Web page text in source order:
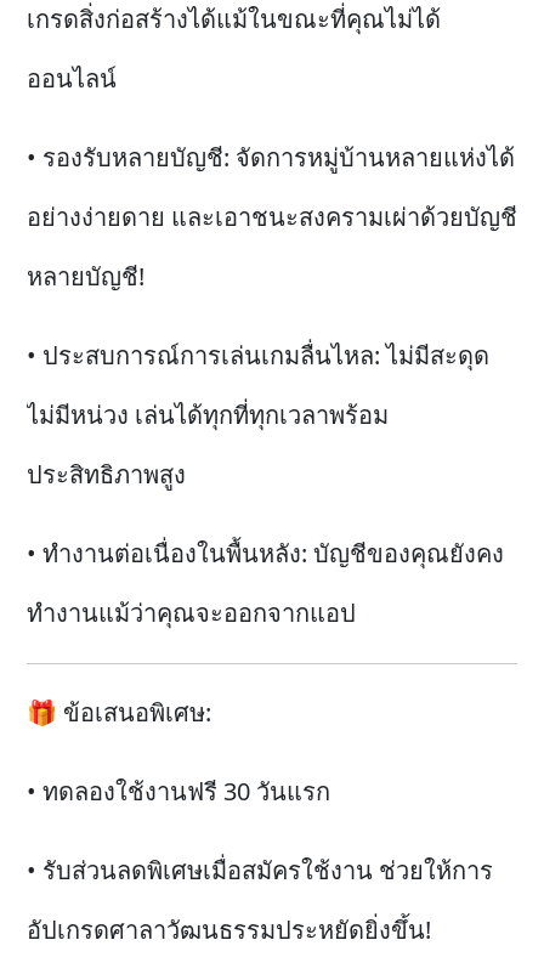
เกรดสิ่งก่อสร้างได้แม้ในขณะที่คุณไม่ได้
ออนไลน์
• รองรับหลายบัญชี: จัดการหมู่บ้านหลายแห่งได้
อย่างง่ายดาย และเอาชนะสงครามเผ่าด้วยบัญชี
หลายบัญชี!
• ประสบการณ์การเล่นเกมลื่นไหล: ไม่มีสะดุด
ไม่มีหน่วง เล่นได้ทุกที่ทุกเวลาพร้อม
ประสิทธิภาพสูง
• ทำงานต่อเนื่องในพื้นหลัง: บัญชีของคุณยังคง
ทำงานแม้ว่าคุณจะออกจากแอป
🎁 ข้อเสนอพิเศษ:
• ทดลองใช้งานฟรี 30 วันแรก
• รับส่วนลดพิเศษเมื่อสมัครใช้งาน ช่วยให้การ
อัปเกรดศาลาวัฒนธรรมประหยัดยิ่งขึ้น!